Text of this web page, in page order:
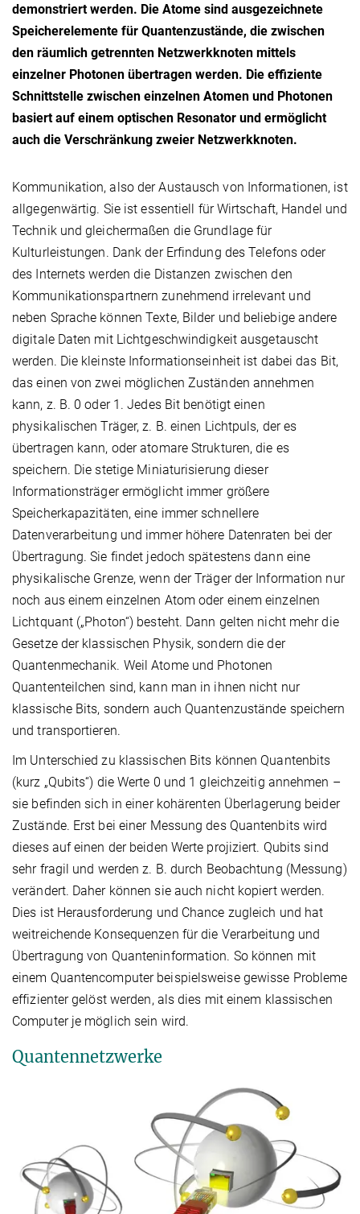
demonstriert werden. Die Atome sind ausgezeichnete
Speicherelemente für Quantenzustände, die zwischen
den räumlich getrennten Netzwerkknoten mittels
einzelner Photonen übertragen werden. Die effiziente
Schnittstelle zwischen einzelnen Atomen und Photonen
basiert auf einem optischen Resonator und ermöglicht
auch die Verschränkung zweier Netzwerkknoten.
Kommunikation, also der Austausch von Informationen, ist
allgegenwärtig. Sie ist essentiell für Wirtschaft, Handel und
Technik und gleichermaßen die Grundlage für
Kulturleistungen. Dank der Erfindung des Telefons oder
des Internets werden die Distanzen zwischen den
Kommunikationspartnern zunehmend irrelevant und
neben Sprache können Texte, Bilder und beliebige andere
digitale Daten mit Lichtgeschwindigkeit ausgetauscht
werden. Die kleinste Informationseinheit ist dabei das Bit,
das einen von zwei möglichen Zuständen annehmen
kann, z. B. 0 oder 1. Jedes Bit benötigt einen
physikalischen Träger, z. B. einen Lichtpuls, der es
übertragen kann, oder atomare Strukturen, die es
speichern. Die stetige Miniaturisierung dieser
Informationsträger ermöglicht immer größere
Speicherkapazitäten, eine immer schnellere
Datenverarbeitung und immer höhere Datenraten bei der
Übertragung. Sie findet jedoch spätestens dann eine
physikalische Grenze, wenn der Träger der Information nur
noch aus einem einzelnen Atom oder einem einzelnen
Lichtquant („Photon“) besteht. Dann gelten nicht mehr die
Gesetze der klassischen Physik, sondern die der
Quantenmechanik. Weil Atome und Photonen
Quantenteilchen sind, kann man in ihnen nicht nur
klassische Bits, sondern auch Quantenzustände speichern
und transportieren.
Im Unterschied zu klassischen Bits können Quantenbits
(kurz „Qubits“) die Werte 0 und 1 gleichzeitig annehmen –
sie befinden sich in einer kohärenten Überlagerung beider
Zustände. Erst bei einer Messung des Quantenbits wird
dieses auf einen der beiden Werte projiziert. Qubits sind
sehr fragil und werden z. B. durch Beobachtung (Messung)
verändert. Daher können sie auch nicht kopiert werden.
Dies ist Herausforderung und Chance zugleich und hat
weitreichende Konsequenzen für die Verarbeitung und
Übertragung von Quanteninformation. So können mit
einem Quantencomputer beispielsweise gewisse Probleme
effizienter gelöst werden, als dies mit einem klassischen
Computer je möglich sein wird.
Quantennetzwerke